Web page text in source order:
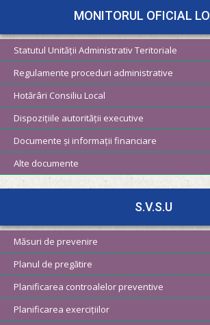
MONITORUL OFICIAL
Statutul Unității Administrativ Teritoriale
Regulamente proceduri administrative
Hotărâri Consiliu Local
Dispozițiile autorității executive
Documente și informații financiare
Alte documente
S.V.S.U
Măsuri de prevenire
Planul de pregătire
Planificarea controalelor preventive
Planificarea exercițiilor